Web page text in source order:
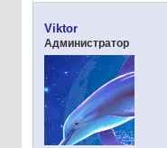
Viktor
Администратор